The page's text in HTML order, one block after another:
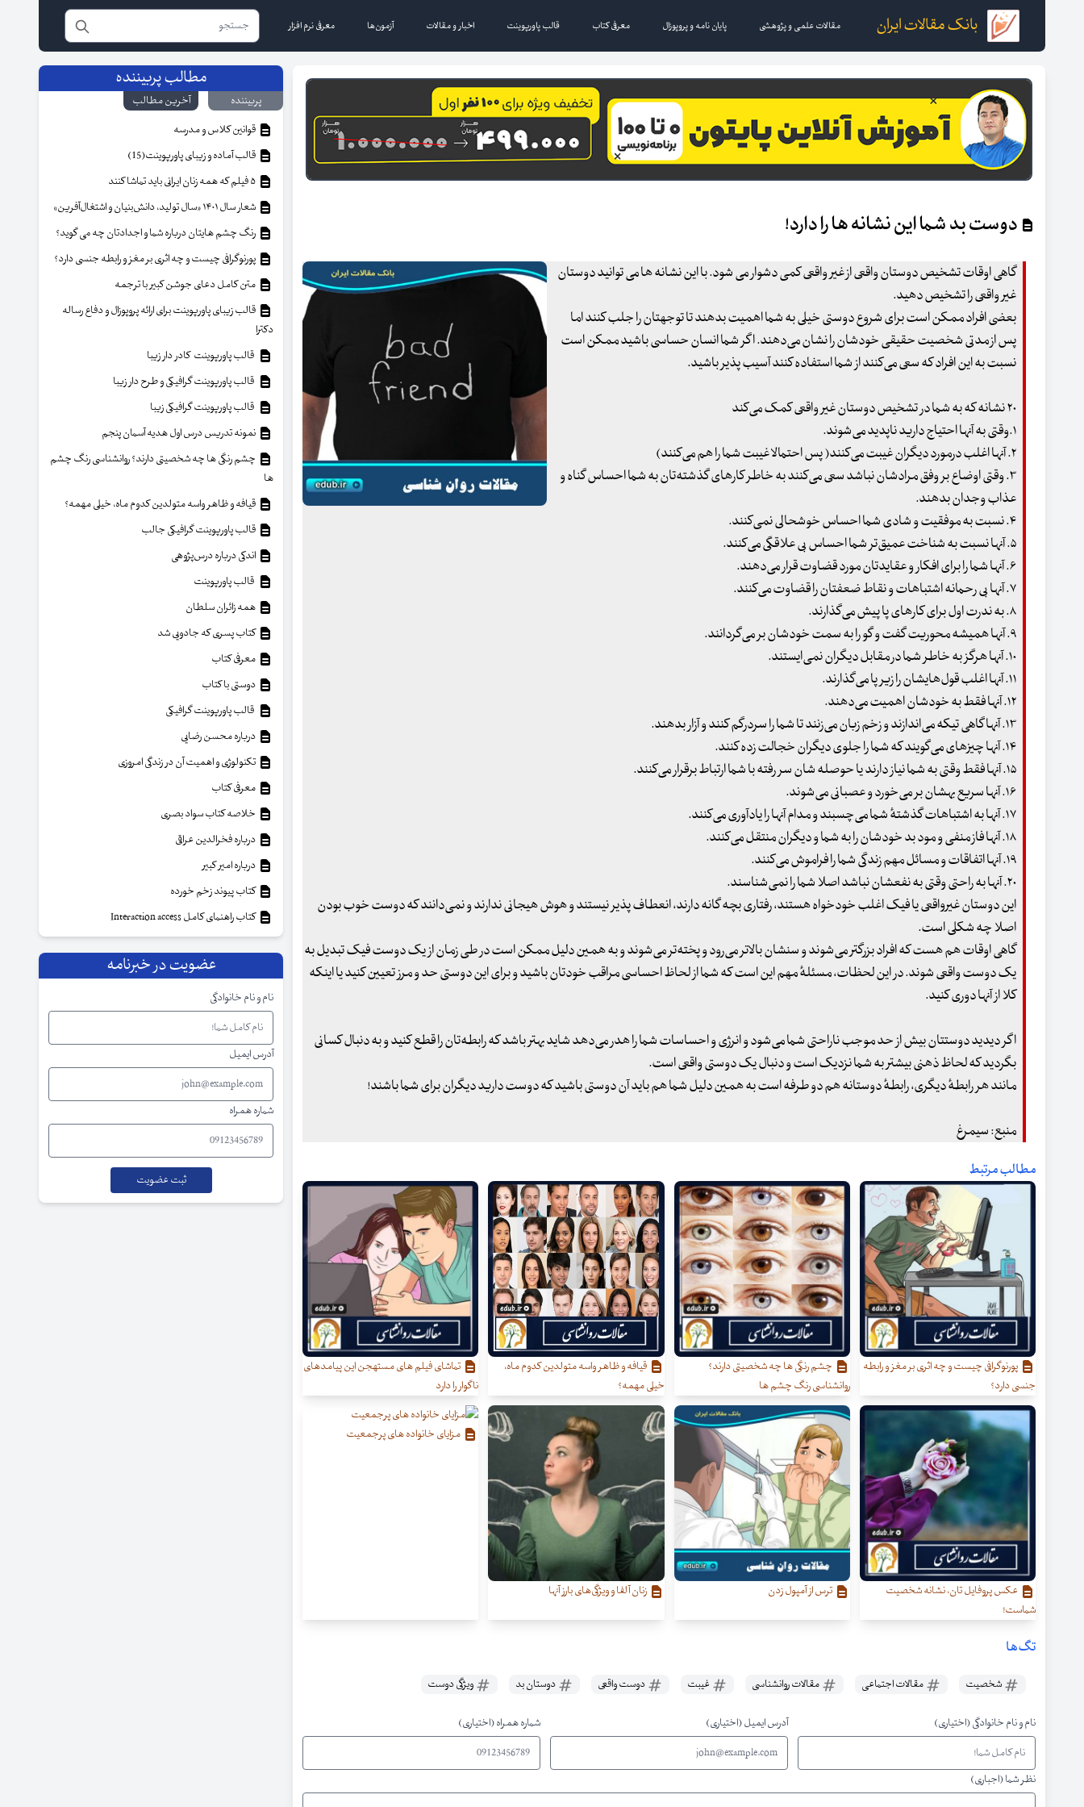
بانک مقالات ایران مقالات علمی و پژوهشی پایان نامه و پروپوزال معرفی کتاب قالب پاورپوینت اخبار و مقالات آزمون‌ها معرفی نرم افزار
دوست بد شما این نشانه ها را دارد!
گاهی اوقات تشخیص دوستان واقعی از غیر واقعی کمی دشوار می شود. با این نشانه ها می توانید دوستان
غیر واقعی را تشخیص دهید.
بعضی افراد ممکن است برای شروع دوستی خیلی به شما اهمیت بدهند تا توجهتان را جلب کنند اما
پس از مدتی شخصیت حقیقی خودشان را نشان می‌دهند. اگر شما انسان حساسی باشید ممکن است
نسبت به این افراد که سعی می‌کنند از شما استفاده کنند آسیب پذیر باشید.
۲۰ نشانه که به شما در تشخیص دوستان غیر واقعی کمک می‌کند
۱.وقتی به آنها احتیاج دارید ناپدید می‌شوند.
۲. آنها اغلب درمورد دیگران غیبت می‌کنند( پس احتمالا غیبت شما را هم می‌کنند)
۳. وقتی اوضاع بر وفق مرادشان نباشد سعی می‌کنند به خاطر کارهای گذشته‌تان به شما احساس گناه و
عذاب وجدان بدهند.
۴. نسبت به موفقیت و شادی شما احساس خوشحالی نمی‌کنند.
۵. آنها نسبت به شناخت عمیق‌تر شما احساس بی علاقگی می‌کنند.
۶. آنها شما را برای افکار و عقایدتان مورد قضاوت قرار می‌دهند.
۷. آنها بی رحمانه اشتباهات و نقاط ضعفتان را قضاوت می‌کنند.
۸. به ندرت اول برای کارهای پا پیش می‌گذارند.
۹. آنها همیشه محوریت گفت و گو را به سمت خودشان بر می‌گردانند.
۱۰. آنها هرگز به خاطر شما در مقابل دیگران نمی‌ایستند.
۱۱. آنها اغلب قول‌هایشان را زیر پا می‌گذارند.
۱۲. آنها فقط به خودشان اهمیت می‌دهند.
۱۳. آنها گاهی تیکه می‌اندازند و زخم زبان می‌زنند تا شما را سردرگم کنند و آزار بدهند.
۱۴. آنها چیزهای می‌گویند که شما را جلوی دیگران خجالت زده کنند.
۱۵. آنها فقط وقتی به شما نیاز دارند یا حوصله شان سر رفته با شما ارتباط برقرار می‌کنند.
۱۶. آنها سریع بهشان بر می‌خورد و عصبانی ‌می‌شوند.
۱۷. آنها به اشتباهات گذشتهٔ‌ شما می‌چسبند و مدام آنها را یادآوری می‌کنند.
۱۸. آنها فاز منفی و مود بد خودشان را به شما و دیگران منتقل می‌کنند.
۱۹. آنها اتفاقات و مسائل مهم زندگی شما را فراموش می‌کنند.
۲۰. آنها به راحتی وقتی به نفعشان نباشد اصلا شما را نمی‌شناسند.
این دوستان غیرواقعی یا فیک اغلب خودخواه هستند، رفتاری بچه گانه دارند، انعطاف پذیر نیستند و هوش هیجانی ندارند و نمی‌دانند که دوست خوب بودن
اصلا چه شکلی است.
گاهی اوقات هم هست که افراد بزرگتر می‌شوند و سنشان بالاتر می‌رود و پخته‌تر می‌شوند و به همین دلیل ممکن است در طی زمان از یک دوست فیک تبدیل به
یک دوست واقعی شوند. در این لحظات، مسئلهٔ مهم این است که شما از لحاظ احساسی مراقب خودتان باشید و برای این دوستی حد و مرز تعیین کنید یا اینکه
کلا از آنها دوری کنید.
اگر دیدید دوستتان بیش از حد موجب ناراحتی شما می‌شود و انرژی و احساسات شما را هدر می‌دهد شاید بهتر باشد که رابطه‌تان را قطع کنید و به دنبال کسانی
بگردید که لحاظ ذهنی بیشتر به شما نزدیک است و دنبال یک دوستی واقعی است.
مانند هر رابطهٔ دیگری، رابطهٔ دوستانه هم دو طرفه است به همین دلیل شما هم باید آن دوستی باشید که دوست دارید دیگران برای شما باشند!
منبع: سیمرغ
مطالب مرتبط
پورنوگرافی چیست و چه اثری بر مغز و رابطه
جنسی دارد؟
چشم رنگی ها چه شخصیتی دارند؟
روانشناسی رنگ چشم ها
قیافه و ظاهر واسه متولدین کدوم ماه،
خیلی مهمه؟
تماشای فیلم های مستهجن این پیامدهای
ناگوار را دارد
عکس پروفایل تان، نشانه شخصیت
شماست!
ترس از آمپول زدن زنان آلفا و ویژگی‌‌های بارز آنها
مزایای خانواده های پرجمعیت
تگ‌ها
شخصیت مقالات اجتماعی مقالات روانشناسی غیبت دوست واقعی دوستان بد ویژگی دوست
نام و نام خانوادگی (اختیاری) آدرس ایمیل (اختیاری) شماره همراه (اختیاری)
نظر شما (اجباری)
مطالب پربیننده
پربیننده
آخرین مطالب
قوانین کلاس و مدرسه
قالب آماده و زیبای پاورپوینت(15)
شعار سال ۱۴۰۱ «سال تولید، دانش‌بنیان و اشتغال‌آفرین»
رنگ چشم هایتان درباره شما و اجدادتان چه می گوید؟
پورنوگرافی چیست و چه اثری بر مغز و رابطه جنسی دارد؟
متن کامل دعای جوشن کبیر با ترجمه
قالب زیبای پاورپوینت برای ارائه پروپوزال و دفاع رساله
دکترا
قالب پاورپوینت کادر دار زیبا
قالب پاورپوینت گرافیکی و طرح دار زیبا
قالب پاورپوینت گرافیکی زیبا
نمونه تدریس درس اول هدیه آسمان پنجم
چشم رنگی ها چه شخصیتی دارند؟ روانشناسی رنگ چشم
ها
قیافه و ظاهر واسه متولدین کدوم ماه، خیلی مهمه؟
قالب پاورپوینت گرافیکی جالب
اندکی درباره درس‌پژوهی
قالب پاورپوینت
همه زائران سلطان
کتاب پسری که جادویی شد
معرفی کتاب
دوستی با کتاب
قالب پاورپوینت گرافیکی
درباره محسن رضایی
تکنولوژی و اهمیت آن در زندگی امروزی
معرفی کتاب
خلاصه کتاب سواد بصری
درباره فخرالدین عراقی
درباره امیر کبیر
کتاب پیوند زخم خورده
کتاب راهنمای کامل Interaction access
عضویت در خبرنامه
نام و نام خانوادگی
آدرس ایمیل
شماره همراه